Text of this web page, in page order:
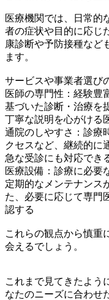
医療機関では、日常的
者の症状や目的に応じ
康診断や予防接種など
ます。
サービスや事業者選び
医師の専門性：経験豊
基づいた診断・治療を
丁寧な説明を心がける
通院のしやすさ：診療
クセスなど、継続的に
急な受診にも対応でき
医療設備：診療に必要
定期的なメンテナンス
た、必要に応じて専門
認する
これらの観点から慎重
会えるでしょう。
これまで見てきたよう
なたのニーズに合わせ